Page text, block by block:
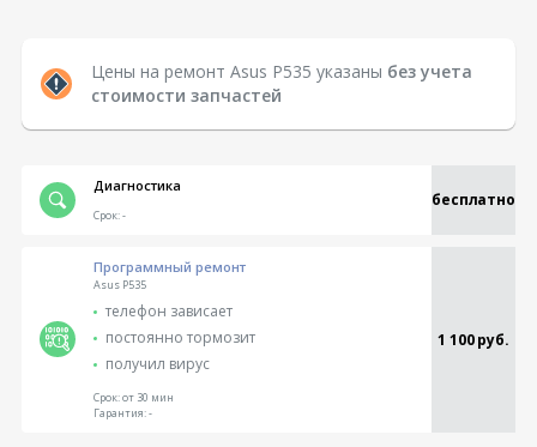
Цены на ремонт Asus P535 указаны без учета
стоимости запчастей
Диагностика
бесплатно
Срок:-
Программный ремонт
Asus P535
телефон зависает
постоянно тормозит
получил вирус
1 100 руб.
Срок:от 30 мин
Гарантия:-